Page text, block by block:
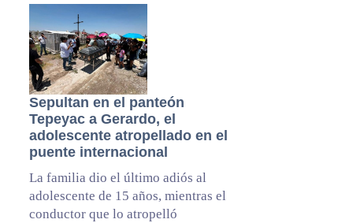
Sepultan en el panteón
Tepeyac a Gerardo, el
adolescente atropellado en el
puente internacional
La familia dio el último adiós al
adolescente de 15 años, mientras el
conductor que lo atropelló